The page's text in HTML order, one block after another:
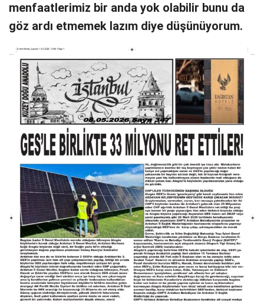
menfaatlerimiz bir anda yok olabilir bunu da
göz ardı etmemek lazım diye düşünüyorum.